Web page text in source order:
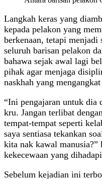
Langkah keras yang
kepada pelakon yang
berkenaan, tetapi menjadi
seluruh barisan pelakon
bahawa sejak awal lagi
pihak agar menjaga
naskhah yang
“Ini pengajaran untuk dia
kru. Jangan terlibat
tempat-tempat seperti
saya sentiasa tekankan
kita nak kawal
kekecewaan yang
Sebelum kejadian ini